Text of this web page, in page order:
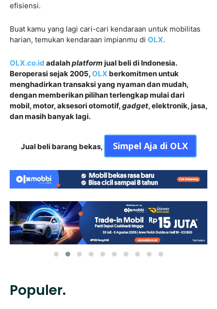
efisiensi.
Buat kamu yang lagi cari-cari kendaraan untuk mobilitas
harian, temukan kendaraan impianmu di OLX.
OLX.co.id adalahplatform jual beli di Indonesia.
Beroperasi sejak 2005,OLX berkomitmen untuk
menghadirkan transaksi yang nyaman dan mudah,
dengan memberikan pilihan terlengkap mulai dari
mobil, motor, aksesori otomotif,gadget, elektronik, jasa,
dan masih banyak lagi.
Jual beli barang bekas, Simpel Aja di OLX
Populer.